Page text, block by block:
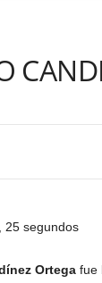
25 segundos
Ortega fue